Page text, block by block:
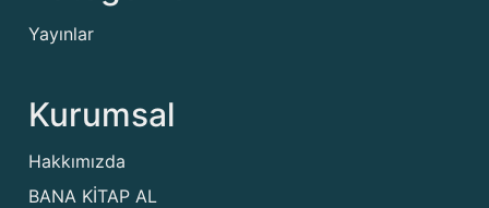
Yayınlar
Kurumsal
Hakkımızda
BANA KİTAP AL